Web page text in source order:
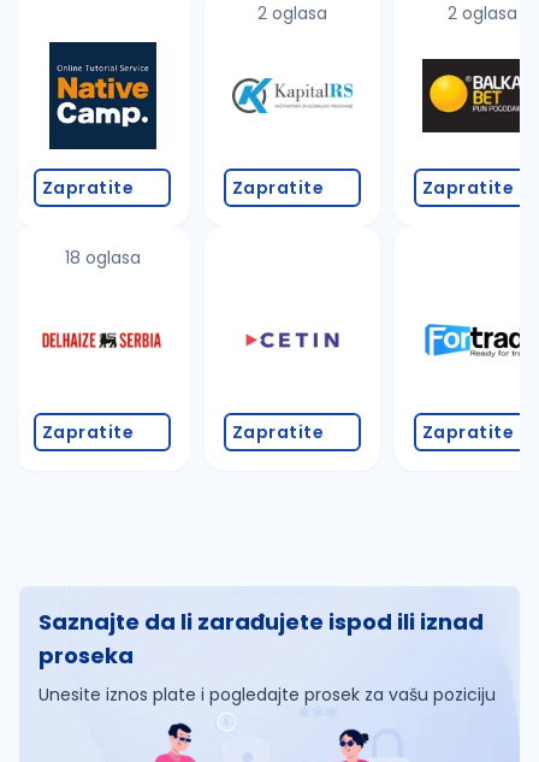
Takođe možete da:
proverite pravopisne greške (koristite č, ć, š, đ,
povećajte radijus za odabrani grad
promenite odabrane filtere pretrage
Zapratite
18 oglasa
Zapratite
2 oglasa
Zapratite
Zapratite
2 oglasa
Zapratite
Zapratite
Saznajte da li zarađujete ispod ili iznad
proseka
Unesite iznos plate i pogledajte prosek za vašu poziciju